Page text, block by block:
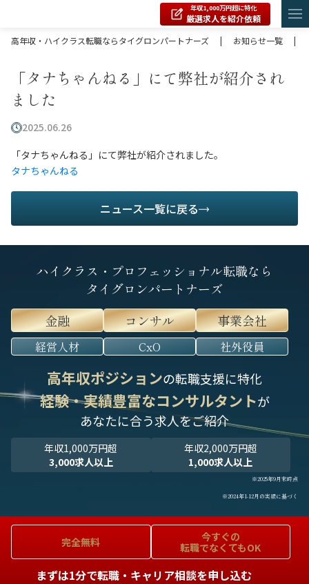
年収1,000万円超に特化
厳選求人を紹介依頼
高年収・ハイクラス転職ならタイグロンパートナーズ
| お知らせ一覧 |
「タナちゃんねる」にて弊社が紹介され
ました
2025.06.26
「タナちゃんねる」にて弊社が紹介されました。
タナちゃんねる
ニュース一覧に戻る
ハイクラス・プロフェッショナル転職なら
タイグロンパートナーズ
金融
コンサル 事業会社
経営人材 CxO 社外役員
高年収ポジションの転職支援に特化
経験・実績豊富なコンサルタントが
あなたに合う求人をご紹介
年収1,000万円超
3,000求人以上
年収2,000万円超
1,000求人以上
※2025年9月末時点
※2024年1-12月の実績に基づく
完全無料
今すぐの
転職でなくてもOK
まずは1分で転職・キャリア相談を申し込む